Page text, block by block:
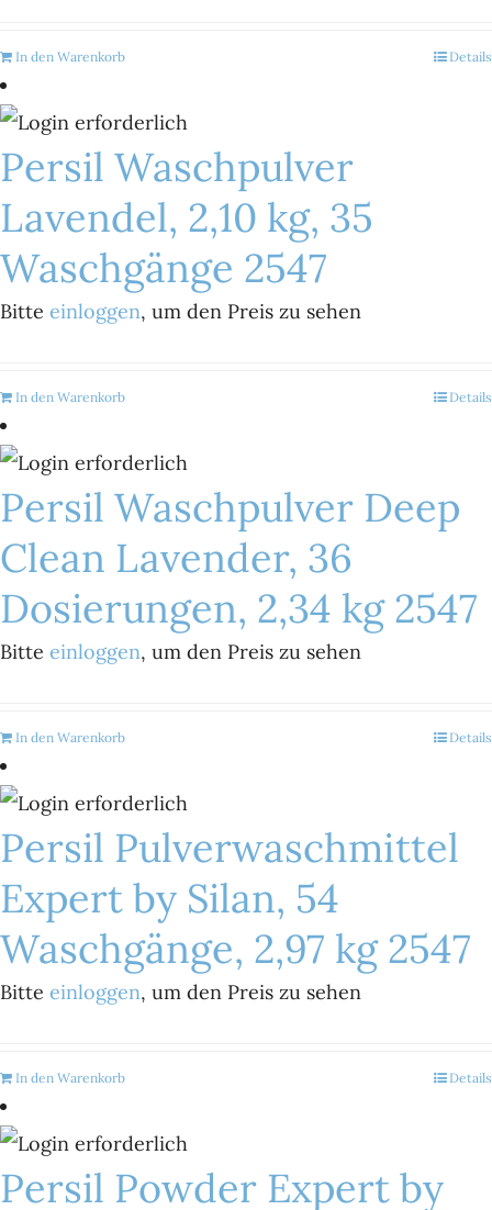
In den Warenkorb Details
Persil Waschpulver
Lavendel, 2,10 kg, 35
Waschgänge 2547
Bitte einloggen, um den Preis zu sehen
In den Warenkorb Details
Persil Waschpulver Deep
Clean Lavender, 36
Dosierungen, 2,34 kg 2547
Bitte einloggen, um den Preis zu sehen
In den Warenkorb Details
Persil Pulverwaschmittel
Expert by Silan, 54
Waschgänge, 2,97 kg 2547
Bitte einloggen, um den Preis zu sehen
In den Warenkorb Details
Persil Powder Expert by